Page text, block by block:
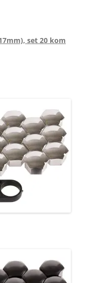
set 20 kom